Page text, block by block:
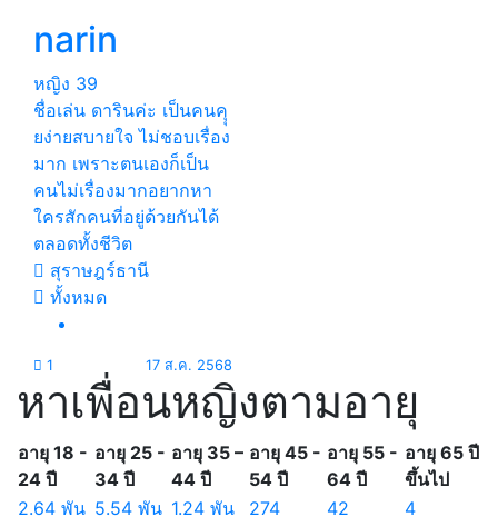
narin
หญิง 39
ชื่อเล่น ดารินค่ะ เป็นคนคุุ
ยง่ายสบายใจ ไม่ชอบเรื่อง
มาก เพราะตนเองก็เป็น
คนไม่เรื่องมากอยากหา
ใครสักคนที่อยู่ด้วยกันได้
ตลอดทั้งชีวิต
สุราษฎร์ธานี
ทั้งหมด
1 17 ส.ค. 2568
หาเพื่อนหญิงตามอายุ
อายุ 18 -
24 ปี
อายุ 25 -
34 ปี
อายุ 35 –
44 ปี
อายุ 45 -
54 ปี
อายุ 55 -
64 ปี
อายุ 65 ปี
ขึ้นไป
2.64 พัน 5.54 พัน 1.24 พัน 274 42 4